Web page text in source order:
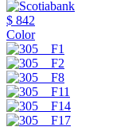
$ 842
Color